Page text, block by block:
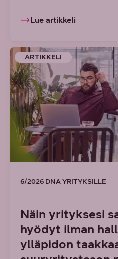
Lue artikkeli
ARTIKKELI
6/2026 DNA YRITYKSILLE
Näin yrityksesi
hyödyt ilman
ylläpidon